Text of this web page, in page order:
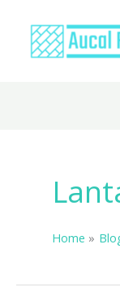
content
Home